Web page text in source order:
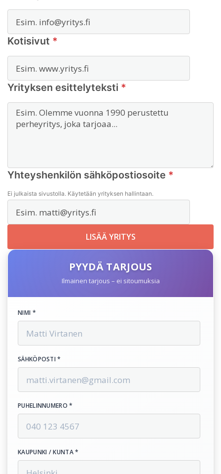
Kotisivut *
Yrityksen esittelyteksti *
Yhteyshenkilön sähköpostiosoite *
Ei julkaista sivustolla. Käytetään yrityksen hallintaan.
LISÄÄ YRITYS
PYYDÄ TARJOUS
Ilmainen tarjous – ei sitoumuksia
NIMI *
SÄHKÖPOSTI *
PUHELINNUMERO *
KAUPUNKI / KUNTA *